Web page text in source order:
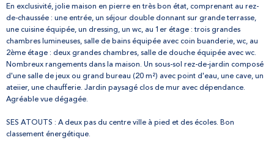
En exclusivité, jolie maison en pierre en très bon état, comprenant au rez-
de-chaussée : une entrée, un séjour double donnant sur grande terrasse,
une cuisine équipée, un dressing, un wc, au 1er étage : trois grandes
chambres lumineuses, salle de bains équipée avec coin buanderie, wc, au
2ème étage : deux grandes chambres, salle de douche équipée avec wc.
Nombreux rangements dans la maison. Un sous-sol rez-de-jardin composé
d'une salle de jeux ou grand bureau (20 m²) avec point d'eau, une cave, un
ateiier, une chaufferie. Jardin paysagé clos de mur avec dépendance.
Agréable vue dégagée.
SES ATOUTS : A deux pas du centre ville à pied et des écoles. Bon
classement énergétique.